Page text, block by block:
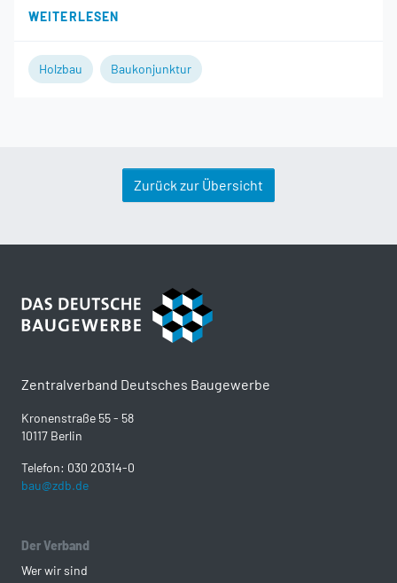
WEITERLESEN
Holzbau Baukonjunktur
Zurück zur Übersicht
Zentralverband Deutsches Baugewerbe
Kronenstraße 55 - 58
10117 Berlin
Telefon: 030 20314-0
bau@zdb.de
Der Verband
Wer wir sind